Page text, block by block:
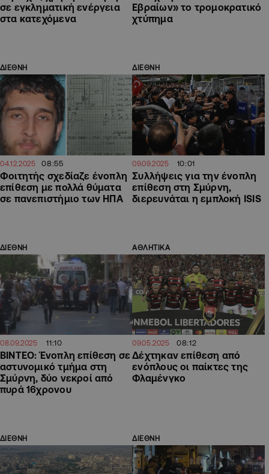
σε εγκληματική ενέργεια
στα κατεχόμενα
Εβραίων» το τρομοκρατικό
χτύπημα
ΔΙΕΘΝΗ
04.12.2025 08:55
Φοιτητής σχεδίαζε ένοπλη
επίθεση με πολλά θύματα
σε πανεπιστήμιο των ΗΠΑ
ΔΙΕΘΝΗ
09.09.2025 10:01
Συλλήψεις για την ένοπλη
επίθεση στη Σμύρνη,
διερευνάται η εμπλοκή ISIS
ΔΙΕΘΝΗ
08.09.2025 11:10
ΒΙΝΤΕΟ: Ένοπλη επίθεση σε
αστυνομικό τμήμα στη
Σμύρνη, δύο νεκροί από
πυρά 16χρονου
ΑΘΛΗΤΙΚΑ
09.05.2025 08:12
Δέχτηκαν επίθεση από
ενόπλους οι παίκτες της
Φλαμένγκο
ΔΙΕΘΝΗ ΔΙΕΘΝΗ